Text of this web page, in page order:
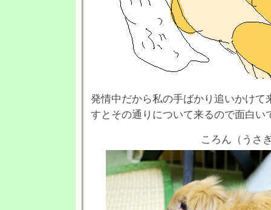
発情中だから私の手ばかり追いかけて
すとその通りについて来るので面白い
ころん（うさ